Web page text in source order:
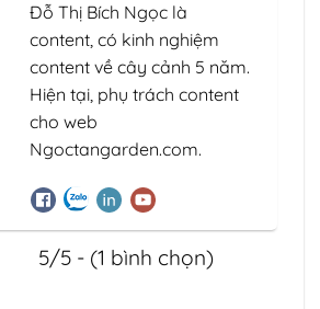
Đỗ Thị Bích Ngọc là
content, có kinh nghiệm
content về cây cảnh 5 năm.
Hiện tại, phụ trách content
cho web
Ngoctangarden.com.
5/5 - (1 bình chọn)